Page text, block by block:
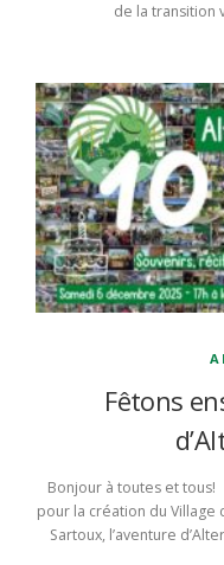
de la transition
Fêtons
Bonjour à toutes et tous!
pour la création du Village
Sartoux, l’aventure